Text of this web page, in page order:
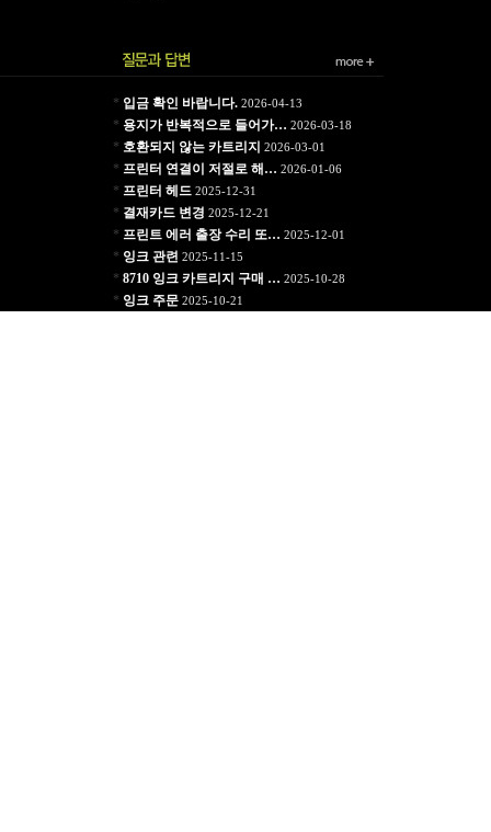
* 입금 확인 바랍니다.2026-04-13
* 용지가 반복적으로 들어가… 2026-03-18
* 호환되지 않는 카트리지 2026-03-01
* 프린터 연결이 저절로 해… 2026-01-06
* 프린터 헤드 2025-12-31
* 결재카드 변경 2025-12-21
* 프린트 에러 출장 수리 또… 2025-12-01
* 잉크 관련 2025-11-15
* 8710 잉크 카트리지 구매 … 2025-10-28
* 잉크 주문2025-10-21